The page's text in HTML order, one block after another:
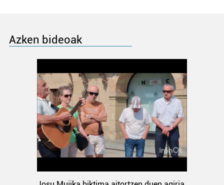
Azken bideoak